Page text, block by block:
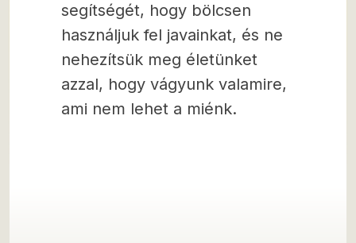
segítségét, hogy bölcsen
használjuk fel javainkat, és ne
nehezítsük meg életünket
azzal, hogy vágyunk valamire,
ami nem lehet a miénk.